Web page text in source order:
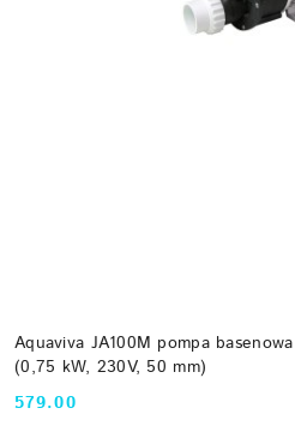
Aquaviva JA100M pompa
(0,75 kW, 230V, 50 mm)
Cena:
579.00